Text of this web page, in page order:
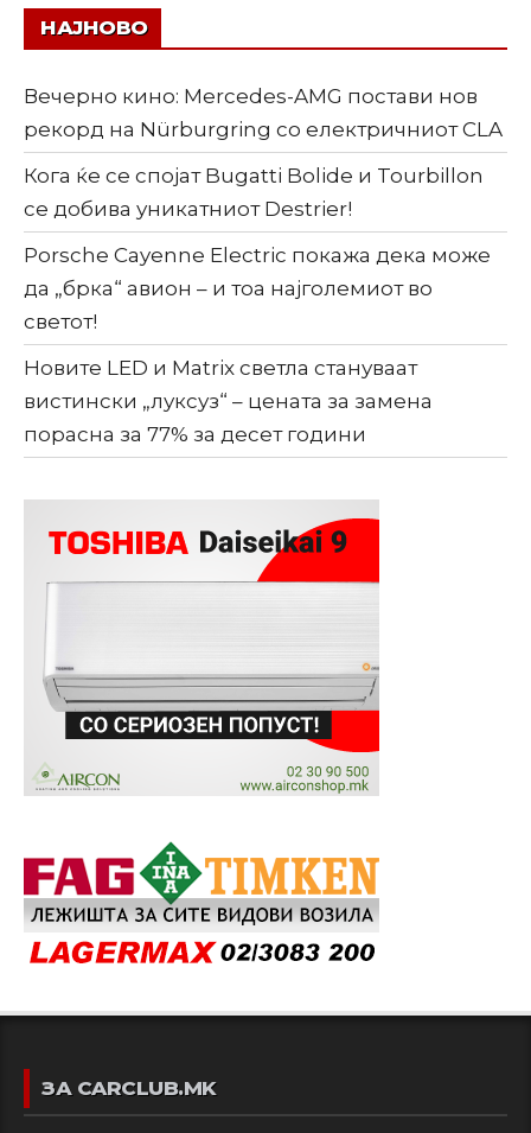
НАЈНОВО
Вечерно кино: Mercedes-AMG постави нов
рекорд на Nürburgring со електричниот CLA
Кога ќе се спојат Bugatti Bolide и Tourbillon
се добива уникатниот Destrier!
Porsche Cayenne Electric покажа дека може
да „брка“ авион – и тоа најголемиот во
светот!
Новите LED и Matrix светла стануваат
вистински „луксуз“ – цената за замена
порасна за 77% за десет години
ЗА CARCLUB.MK